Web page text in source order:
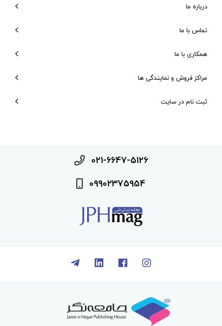
درباره ما
تماس با ما
همکاری با ما
مراکز فروش و نمایندگی ها
ثبت نام در سایت
021-6647-5126
09902375954